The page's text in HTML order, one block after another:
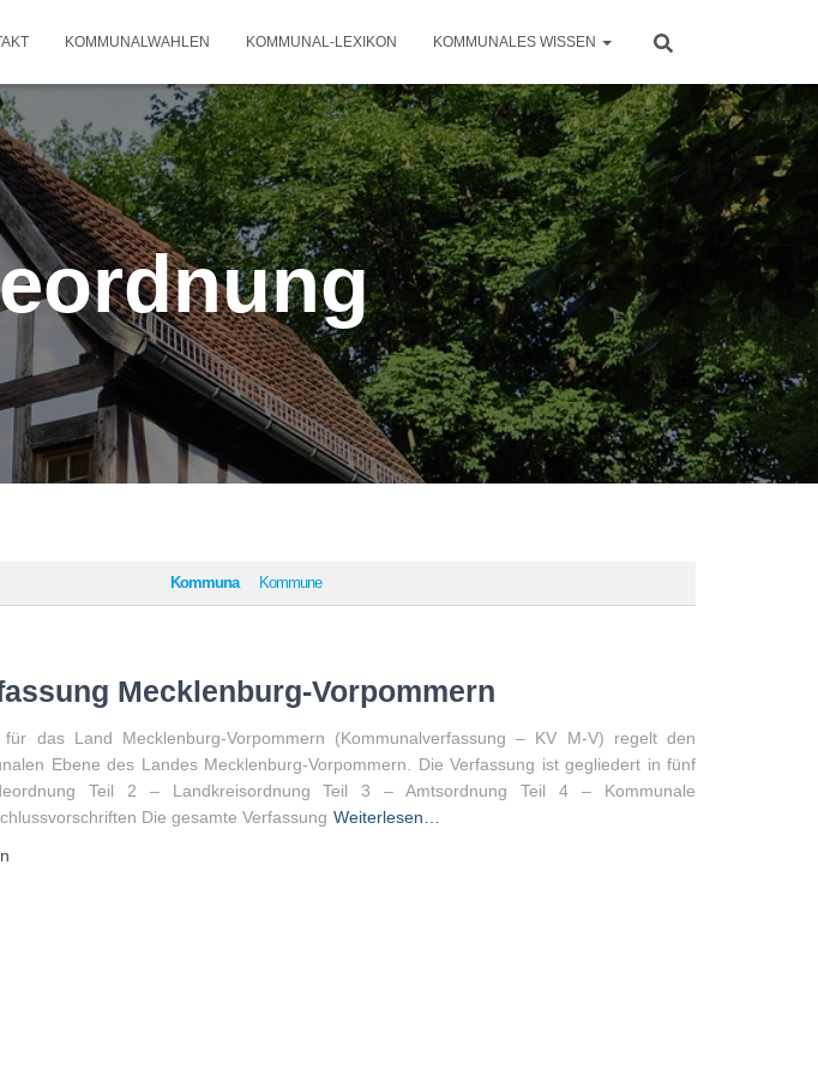
KOMMUNALWAHLEN KOMMUNAL-LEXIKON KOMMUNALES WISSEN
Kommuna Kommune
Mecklenburg-Vorpommern
für das Land Mecklenburg-Vorpommern (Kommunalverfassung – KV M-V) regelt den
Ebene des Landes Mecklenburg-Vorpommern. Die Verfassung ist gegliedert in fünf
Teil 2 – Landkreisordnung Teil 3 – Amtsordnung Teil 4 – Kommunale
Die gesamte Verfassung Weiterlesen…